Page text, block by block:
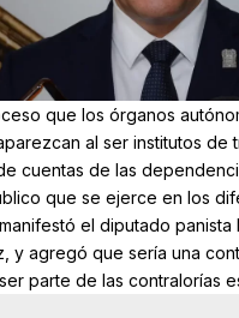
que los órganos
al ser institutos de
cuentas de las
que se ejerce en los
el diputado panista
y agregó que sería una
parte de las contralorías